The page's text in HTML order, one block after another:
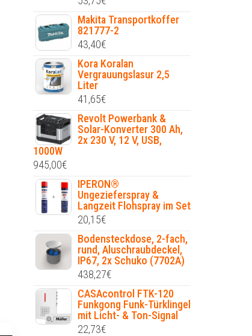
Makita Transportkoffer
821777-2
43,40€
Kora Koralan
Vergrauungslasur 2,5
Liter
41,65€
Revolt Powerbank &
Solar-Konverter 300 Ah,
2x 230 V, 12 V, USB,
1000W
945,00€
IPERON®
Ungezieferspray &
Langzeit Flohspray im Set
20,15€
Bodensteckdose, 2-fach,
rund, Aluschraubdeckel,
IP67, 2x Schuko (7702A)
438,27€
CASAcontrol FTK-120
Funkgong Funk-Türklingel
mit Licht- & Ton-Signal
22,73€